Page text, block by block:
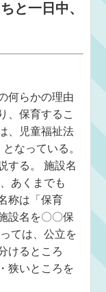
と一日中、
何らかの理由
、保育するこ
、児童福祉法
なっている。
する。 施設名
あくまでも
称は「保育
設名を〇〇保
ては、公立を
けるところ
狭いところを